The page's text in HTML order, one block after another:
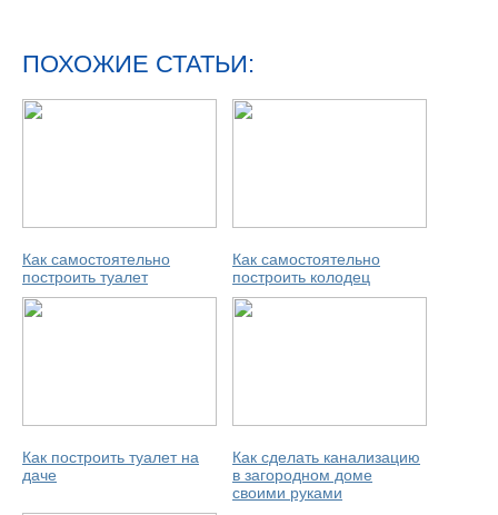
ПОХОЖИЕ СТАТЬИ:
Как самостоятельно
построить туалет
Как самостоятельно
построить колодец
Как построить туалет на
даче
Как сделать канализацию
в загородном доме
своими руками